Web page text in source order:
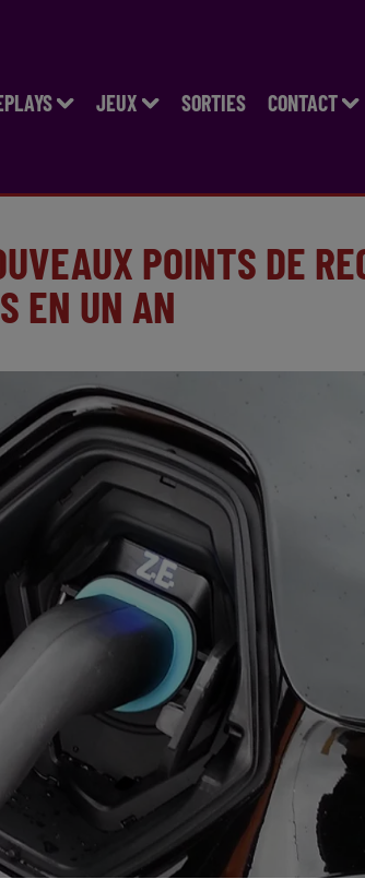
JEUX SORTIES CONTACT
POINTS DE
EN UN AN